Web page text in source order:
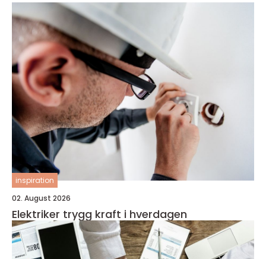
inspiration
02. August 2026
Elektriker trygg kraft i hverdagen